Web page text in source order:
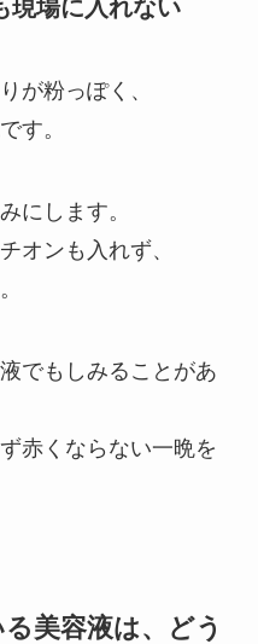
現場に入れない
が粉っぽく、
す。
にします。
オンも入れず、
でもしみることがあ
赤くならない一晩を
美容液は、どう